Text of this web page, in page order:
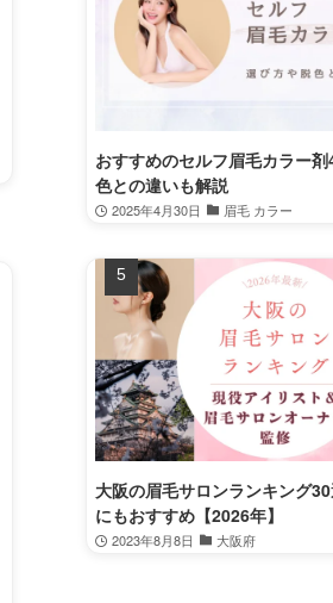
おすすめのセルフ眉毛カラー
色との違いも解説
2025年4月30日 眉毛 カラー
大阪の眉毛サロンランキング
にもおすすめ【2026年】
2023年8月8日 大阪府